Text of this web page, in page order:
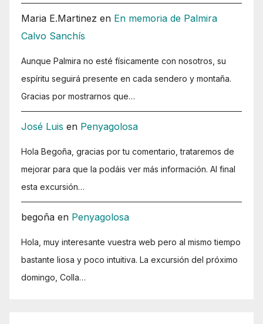
Maria E.Martinez en En memoria de Palmira
Calvo Sanchís
Aunque Palmira no esté físicamente con nosotros, su
espíritu seguirá presente en cada sendero y montaña.
Gracias por mostrarnos que…
José Luis en Penyagolosa
Hola Begoña, gracias por tu comentario, trataremos de
mejorar para que la podáis ver más información. Al final
esta excursión…
begoña en Penyagolosa
Hola, muy interesante vuestra web pero al mismo tiempo
bastante liosa y poco intuitiva. La excursión del próximo
domingo, Colla…